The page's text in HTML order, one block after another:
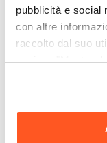
pubblicità e social
con altre
raccolto dal suo
sezione "Mostra
momento. Per
nostraCookie